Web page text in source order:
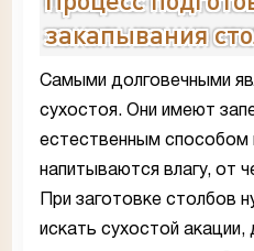
закапывания
Самыми долговечными
сухостоя. Они имеют
естественным
напитываются влагу, от
При заготовке столбов
искать сухостой